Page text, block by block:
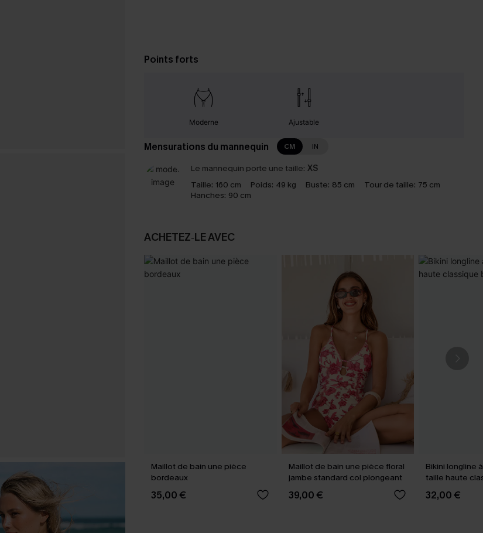
Points forts
Moderne Ajustable
Mensurations du mannequin CM IN
Le mannequin porte une taille: XS
Taille: 160 cm Poids: 49 kg Buste: 85 cm Tour de taille: 75 cm
Hanches: 90 cm
ACHETEZ‑LE AVEC
Maillot de bain une pièce
bordeaux
35,00 €
Maillot de bain une pièce floral
jambe standard col plongeant
39,00 €
Bikini longline
taille haute
marine
32,00 €